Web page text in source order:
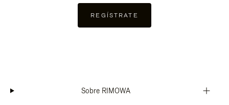
REGÍSTRATE
Sobre RIMOWA